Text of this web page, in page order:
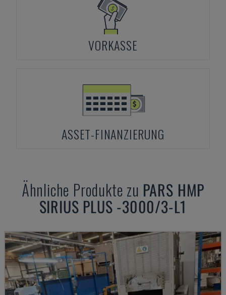
VORKASSE
ASSET-FINANZIERUNG
Ähnliche Produkte zu PARS HMP
SIRIUS PLUS -3000/3-L1